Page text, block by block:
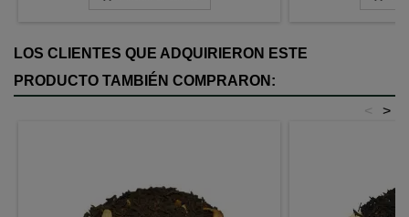
LOS CLIENTES QUE ADQUIRIERON ESTE
PRODUCTO TAMBIÉN COMPRARON:
>
<